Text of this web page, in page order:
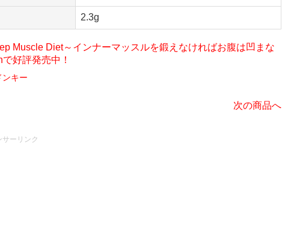
2.3g
Muscle Diet～インナーマッスルを鍛えなければお腹は凹まな
好評発売中！
ンキー
次の商品へ
サーリンク